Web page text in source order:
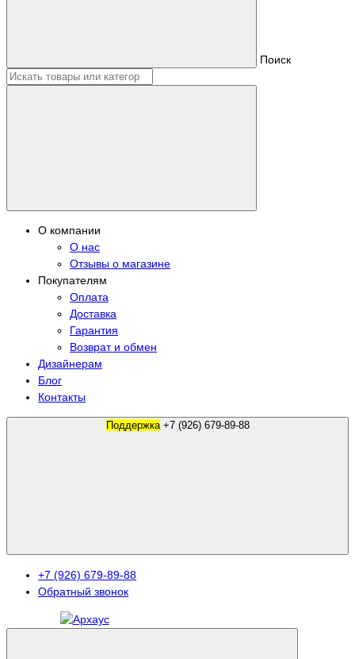
Поиск
О компании
О нас
Отзывы о магазине
Покупателям
Оплата
Доставка
Гарантия
Возврат и обмен
Дизайнерам
Блог
Контакты
Поддержка +7 (926) 679-89-88
+7 (926) 679-89-88
Обратный звонок